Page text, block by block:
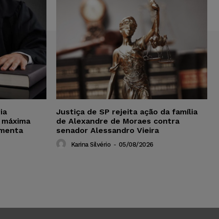
Justiça de SP rejeita ação da família
de Alexandre de Moraes contra
senador Alessandro Vieira
Karina Silvério - 05/08/2026